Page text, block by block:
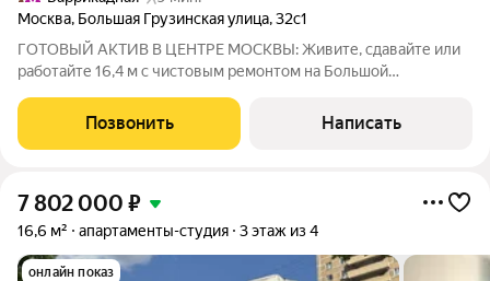
Москва, Большая Грузинская улица,32с1
ГОТОВЫЙ АКТИВ В ЦЕНТРЕ МОСКВЫ: Живите, сдавайте или
работайте 16,4 м с чистовым ремонтом на Большой
шагах от Садового кольца. Больше не нужно стоять в пробках
всё рядом. Этот лот
Позвонить Написать
7 802 000 ₽
16,6 м² апартаменты-студия 3 этаж из 4
онлайн показ